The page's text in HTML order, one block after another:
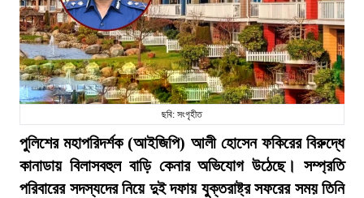
ছবি: সংগৃহীত
পুলিশের মহাপরিদর্শক (আইজিপি) আলী হোসেন ফকিরের বিরুদ্ধে
কানাডায় বিলাসবহুল বাড়ি কেনার অভিযোগ উঠেছে। সম্প্রতি
পরিবারের সদস্যদের নিয়ে দুই দফায় যুক্তরাষ্ট্র সফরের সময় তিনি